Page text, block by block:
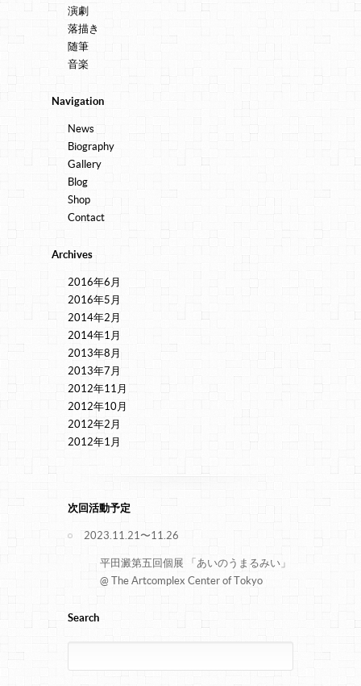
演劇
落描き
随筆
音楽
Navigation
News
Biography
Gallery
Blog
Shop
Contact
Archives
2016年6月
2016年5月
2014年2月
2014年1月
2013年8月
2013年7月
2012年11月
2012年10月
2012年2月
2012年1月
次回活動予定
2023.11.21〜11.26
平田澱第五回個展 「あいのうまるみい」
@ The Artcomplex Center of Tokyo
Search